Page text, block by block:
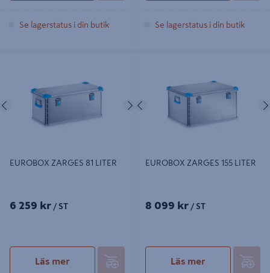
Se lagerstatus i din butik Se lagerstatus i din butik
Föregående Nästa
EUROBOX ZARGES 81 LITER
6 259 kr / ST
Läs mer
Föregående
EUROBOX ZARGES 155 LITER
8 099 kr / ST
Läs mer